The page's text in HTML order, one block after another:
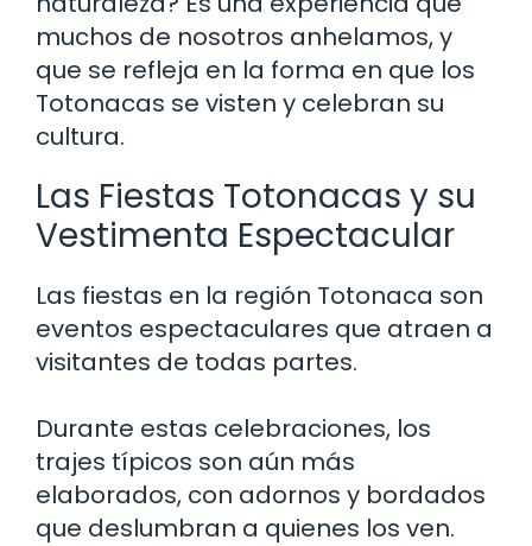
muchos de nosotros anhelamos, y
que se refleja en la forma en que los
Totonacas se visten y celebran su
cultura.
Las Fiestas Totonacas y su
Vestimenta Espectacular
Las fiestas en la región Totonaca son
eventos espectaculares que atraen a
visitantes de todas partes.
Durante estas celebraciones, los
trajes típicos son aún más
elaborados, con adornos y bordados
que deslumbran a quienes los ven.